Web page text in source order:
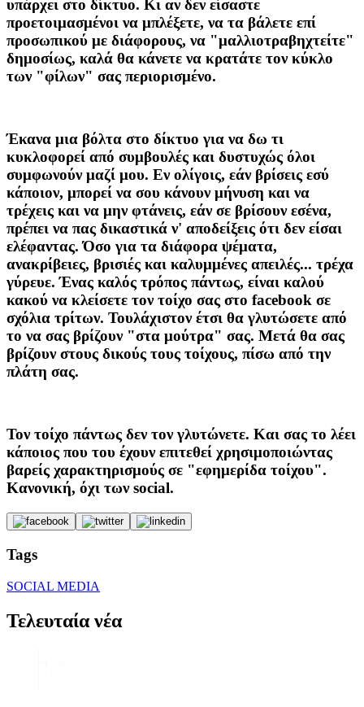
υπάρχει στο δίκτυο. Κι αν δεν είσαστε
προετοιμασμένοι να μπλέξετε, να τα βάλετε επί
προσωπικού με διάφορους, να "μαλλιοτραβηχτείτε"
δημοσίως, καλά θα κάνετε να κρατάτε τον κύκλο
των "φίλων" σας περιορισμένο.
Έκανα μια βόλτα στο δίκτυο για να δω τι
κυκλοφορεί από συμβουλές και δυστυχώς όλοι
συμφωνούν μαζί μου. Εν ολίγοις, εάν βρίσεις εσύ
κάποιον, μπορεί να σου κάνουν μήνυση και να
τρέχεις και να μην φτάνεις, εάν σε βρίσουν εσένα,
πρέπει να πας δικαστικά ν' αποδείξεις ότι δεν είσαι
ελέφαντας. Όσο για τα διάφορα ψέματα,
ανακρίβειες, βρισιές και καλυμμένες απειλές... τρέχα
γύρευε. Ένας καλός τρόπος πάντως, είναι καλού
κακού να κλείσετε τον τοίχο σας στο facebook σε
σχόλια τρίτων. Τουλάχιστον έτσι θα γλυτώσετε από
το να σας βρίζουν "στα μούτρα" σας. Μετά θα σας
βρίζουν στους δικούς τους τοίχους, πίσω από την
πλάτη σας.
Τον τοίχο πάντως δεν τον γλυτώνετε. Και σας το λέει
κάποιος που του έχουν επιτεθεί χρησιμοποιώντας
βαρείς χαρακτηρισμούς σε "εφημερίδα τοίχου".
Κανονική, όχι των social.
Tags
SOCIAL MEDIA
Τελευταία νέα